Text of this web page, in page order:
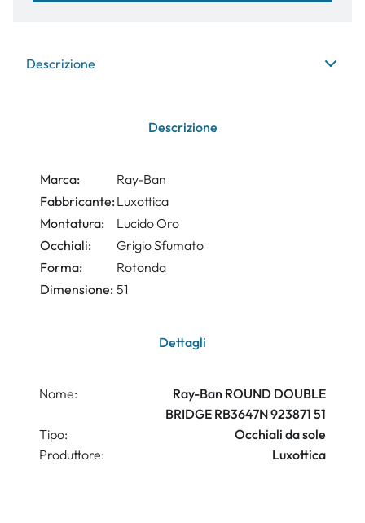
Descrizione
Descrizione
Marca:
Ray-Ban
Fabbricante: Luxottica
Montatura:
Lucido Oro
Occhiali:
Grigio Sfumato
Forma:
Rotonda
Dimensione: 51
Dettagli
Nome:
Ray-Ban ROUND DOUBLE
BRIDGE RB3647N 923871 51
Tipo:
Occhiali da sole
Produttore:
Luxottica